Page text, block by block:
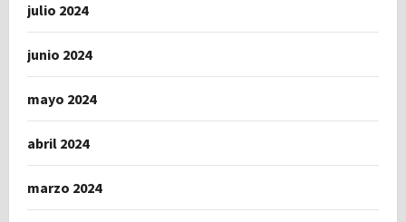
julio 2024
junio 2024
mayo 2024
abril 2024
marzo 2024